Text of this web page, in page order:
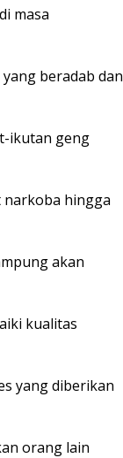
masa
beradab dan
ikutan geng
narkoba hingga
akan
kualitas
yang diberikan
orang lain